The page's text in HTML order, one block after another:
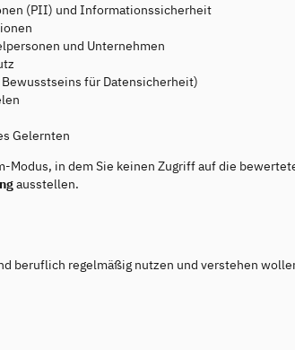
(PII) und Informationssicherheit
und Unternehmen
für Datensicherheit)
Gelernten
in dem Sie keinen Zugriff auf die
ausstellen.
beruflich regelmäßig nutzen und verstehen